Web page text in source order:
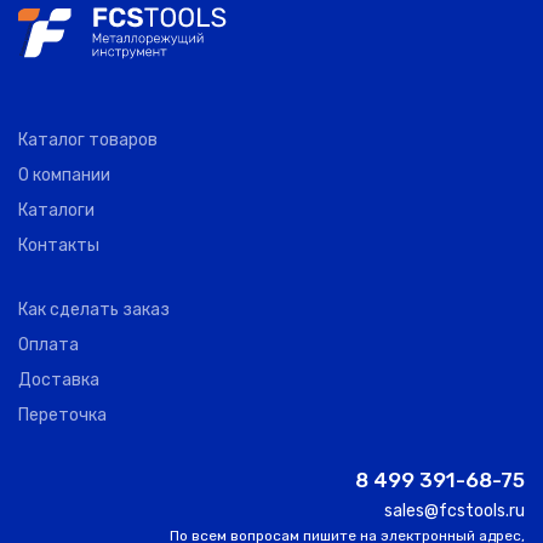
1616-3-
R16-K-S
0
Каталог товаров
О компании
Каталоги
Контакты
Как сделать заказ
Оплата
Доставка
Переточка
8 499 391-68-75
sales@fcstools.ru
По всем вопросам пишите на электронный адрес,